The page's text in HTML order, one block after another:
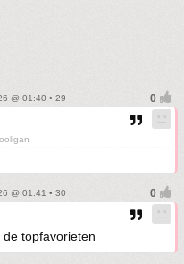
@ 01:40 • 29
@ 01:41 • 30
topfavorieten